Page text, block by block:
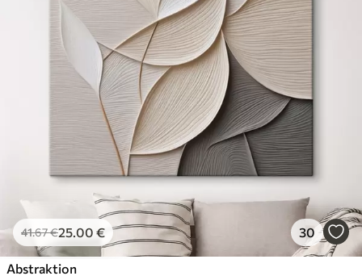
Leinwandähnliche Oberfläche
Umweltfreundlich
Künstliche Leinwand
29 €
Lebendige, satte Farben
Lichtecht
Sichere, geruchlose Tinten
Leinwandähnliche Oberfläche
Umweltfreundlich
Öko-Premium
Von36.00€
41.67€25.00 € 30
Abstraktion